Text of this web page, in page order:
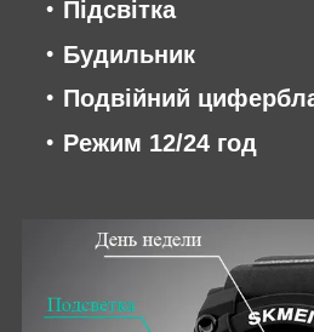
Підсвітка
Будильник
Подвійний
Режим 12/24 год